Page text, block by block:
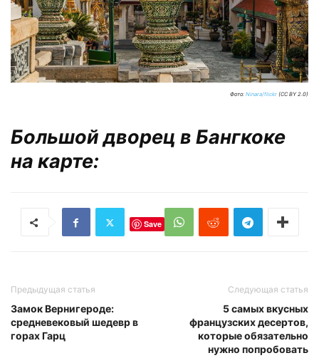
Фото: Ninara/flickr (CC BY 2.0)
Большой дворец в Бангкоке
на карте:
Save
Предыдущая статья
Замок Вернигероде:
средневековый шедевр в
горах Гарц
Следующая статья
5 самых вкусных
французских десертов,
которые обязательно
нужно попробовать